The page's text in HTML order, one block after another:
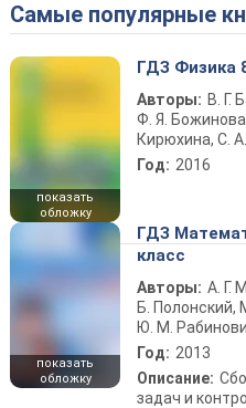
Самые популярные
показать
обложку
ГДЗ Физика
Авторы: В. Г.
Ф. Я.
Кирюхина, С.
Год: 2016
показать
обложку
ГДЗ
класс
Авторы: А. Г.
Б. Полонский,
Ю. М.
Год: 2013
Описание:
задач и